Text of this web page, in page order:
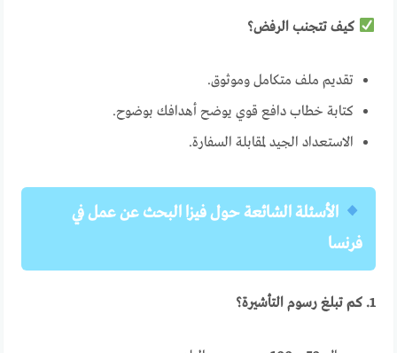
كيف تتجنب الرفض؟
تقديم ملف متكامل وموثوق.
كتابة خطاب دافع قوي يوضح أهدافك بوضوح.
الاستعداد الجيد لمقابلة السفارة.
الأسئلة الشائعة حول فيزا البحث عن عمل في
فرنسا
1. كم تبلغ رسوم التأشيرة؟